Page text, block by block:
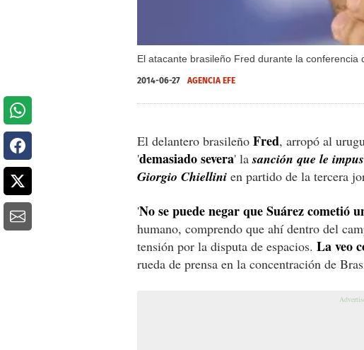
El atacante brasileño Fred durante la conferencia
2014-06-27 AGENCIA EFE
El delantero brasileño Fred, arropó al
'demasiado severa' lasanción que le
Giorgio Chiellini en partido de la tercera
'No se puede negar que Suárez cometió
humano, comprendo que ahí dentro del
tensión por la disputa de espacios. La veo
rueda de prensa en la concentración de